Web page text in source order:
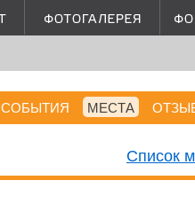
СОБЫТИЯ МЕСТА
Список